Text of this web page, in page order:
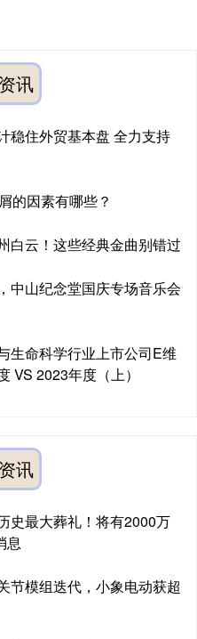
讯
稳住外贸基本盘 全力支持
的因素有哪些？
白云！这些经典金曲别错过
中山纪念堂国庆专场音乐会
生命科学行业上市公司E维
VS 2023年度（上）
讯
史最大葬礼！将有2000万
息
节模组迭代，小象电动获超